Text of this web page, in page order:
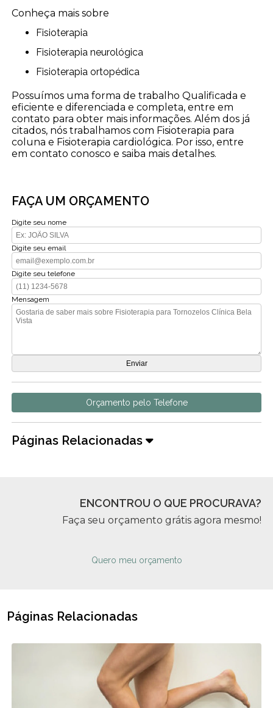
Conheça mais sobre
Fisioterapia
Fisioterapia neurológica
Fisioterapia ortopédica
Possuímos uma forma de trabalho Qualificada e
eficiente e diferenciada e completa, entre em
contato para obter mais informações. Além dos já
citados, nós trabalhamos com Fisioterapia para
coluna e Fisioterapia cardiológica. Por isso, entre
em contato conosco e saiba mais detalhes.
FAÇA UM ORÇAMENTO
Digite seu nome
Digite seu email
Digite seu telefone
Mensagem
Orçamento pelo Telefone
Páginas Relacionadas
ENCONTROU O QUE PROCURAVA?
Faça seu orçamento grátis agora mesmo!
Quero meu orçamento
Páginas Relacionadas